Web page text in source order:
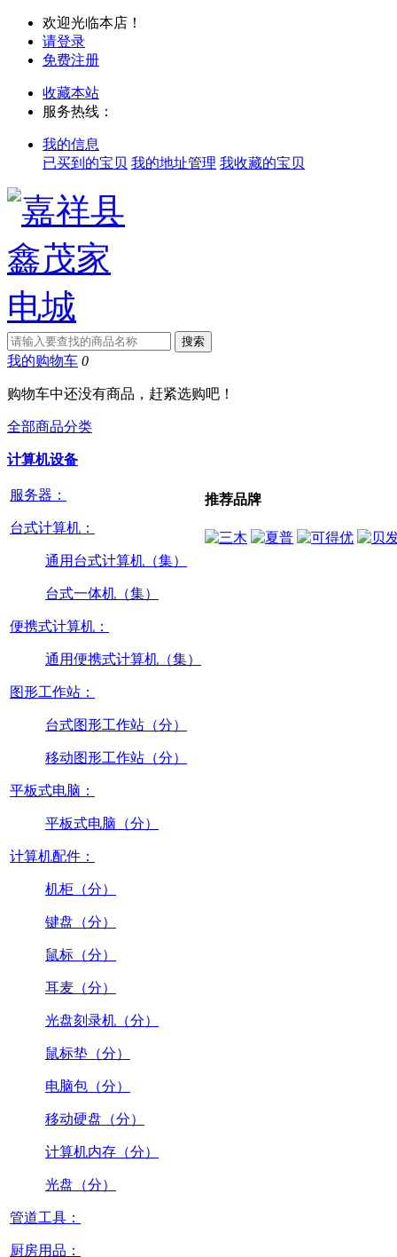
欢迎光临本店！
请登录
免费注册
收藏本站
服务热线：
我的信息
已买到的宝贝 我的地址管理 我收藏的宝贝
我的购物车 0
购物车中还没有商品，赶紧选购吧！
全部商品分类
计算机设备
服务器：
台式计算机：
通用台式计算机（集）
台式一体机（集）
便携式计算机：
通用便携式计算机（集）
图形工作站：
台式图形工作站（分）
移动图形工作站（分）
平板式电脑：
平板式电脑（分）
计算机配件：
机柜（分）
键盘（分）
鼠标（分）
耳麦（分）
光盘刻录机（分）
鼠标垫（分）
电脑包（分）
移动硬盘（分）
计算机内存（分）
光盘（分）
管道工具：
厨房用品：
推荐品牌